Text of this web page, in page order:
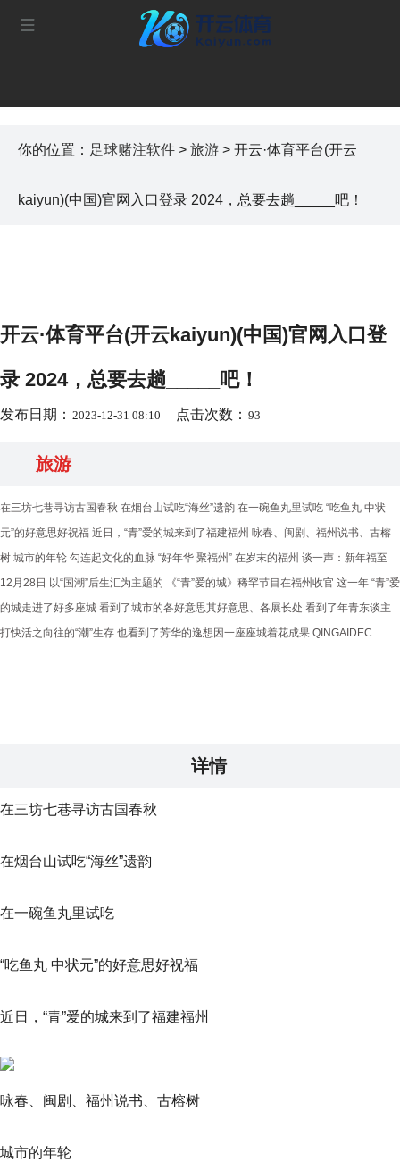
你的位置： 足球赌注软件 > 旅游 > 开云·体育平台(开云
kaiyun)(中国)官网入口登录 2024，总要去趟_____吧！
开云·体育平台(开云kaiyun)(中国)官网入口登
录 2024，总要去趟_____吧！
发布日期： 2023-12-31 08:10 点击次数： 93
旅游
在三坊七巷寻访古国春秋 在烟台山试吃“海丝”遗韵 在一碗鱼丸里试吃 “吃鱼丸 中状
元”的好意思好祝福 近日，“青”爱的城来到了福建福州 咏春、闽剧、福州说书、古榕
树 城市的年轮 勾连起文化的血脉 “好年华 聚福州” 在岁末的福州 谈一声：新年福至
12月28日 以“国潮”后生汇为主题的 《“青”爱的城》稀罕节目在福州收官 这一年 “青”爱
的城走进了好多座城 看到了城市的各好意思其好意思、各展长处 看到了年青东谈主
打快活之向往的“潮”生存 也看到了芳华的逸想因一座座城着花成果 QINGAIDEC
详情
在三坊七巷寻访古国春秋
在烟台山试吃“海丝”遗韵
在一碗鱼丸里试吃
“吃鱼丸 中状元”的好意思好祝福
近日，“青”爱的城来到了福建福州
咏春、闽剧、福州说书、古榕树
城市的年轮